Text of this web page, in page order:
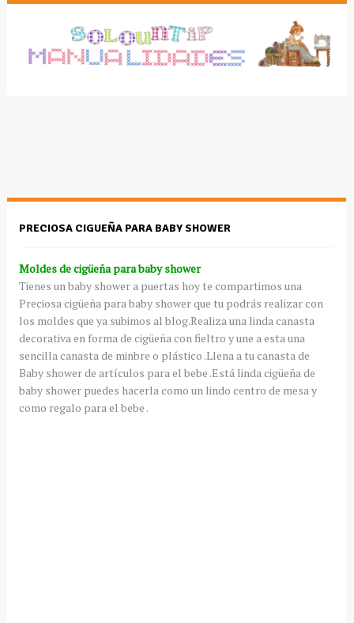
PRECIOSA CIGUEÑA PARA BABY SHOWER
Moldes de cigüeña para baby shower
Tienes un baby shower a puertas hoy te compartimos una
Preciosa cigüeña para baby shower que tu podrás realizar con
los moldes que ya subimos al blog.Realiza una linda canasta
decorativa en forma de cigüeña con fieltro y une a esta una
sencilla canasta de minbre o plástico .Llena a tu canasta de
Baby shower de artículos para el bebe .Está linda cigüeña de
baby shower puedes hacerla como un lindo centro de mesa y
como regalo para el bebe .